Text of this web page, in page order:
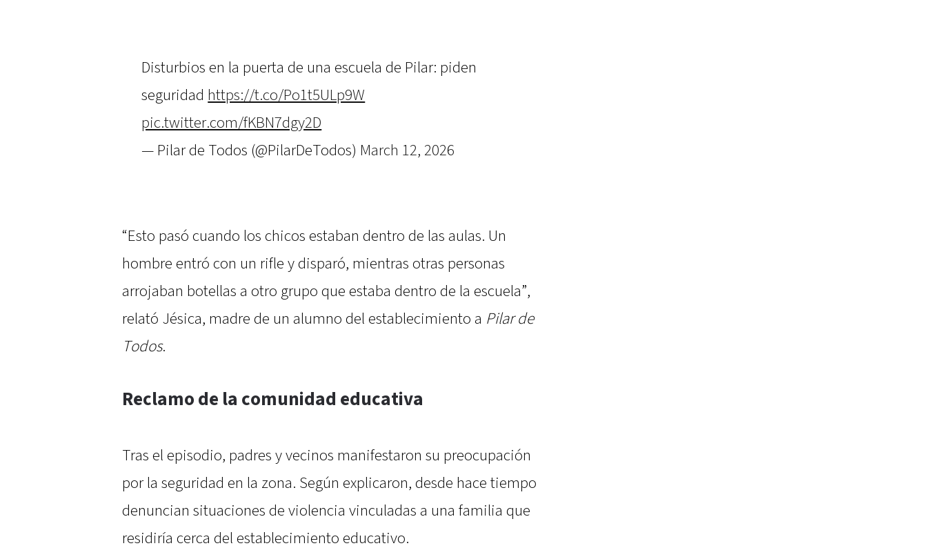
Disturbios en la puerta de una escuela de Pilar: piden
seguridad https://t.co/Po1t5ULp9W
pic.twitter.com/fKBN7dgy2D
— Pilar de Todos (@PilarDeTodos) March 12, 2026
“Esto pasó cuando los chicos estaban dentro de las aulas. Un
hombre entró con un rifle y disparó, mientras otras personas
arrojaban botellas a otro grupo que estaba dentro de la escuela”,
relató Jésica, madre de un alumno del establecimiento a Pilar de
Todos.
Reclamo de la comunidad educativa
Tras el episodio, padres y vecinos manifestaron su preocupación
por la seguridad en la zona. Según explicaron, desde hace tiempo
denuncian situaciones de violencia vinculadas a una familia que
residiría cerca del establecimiento educativo.